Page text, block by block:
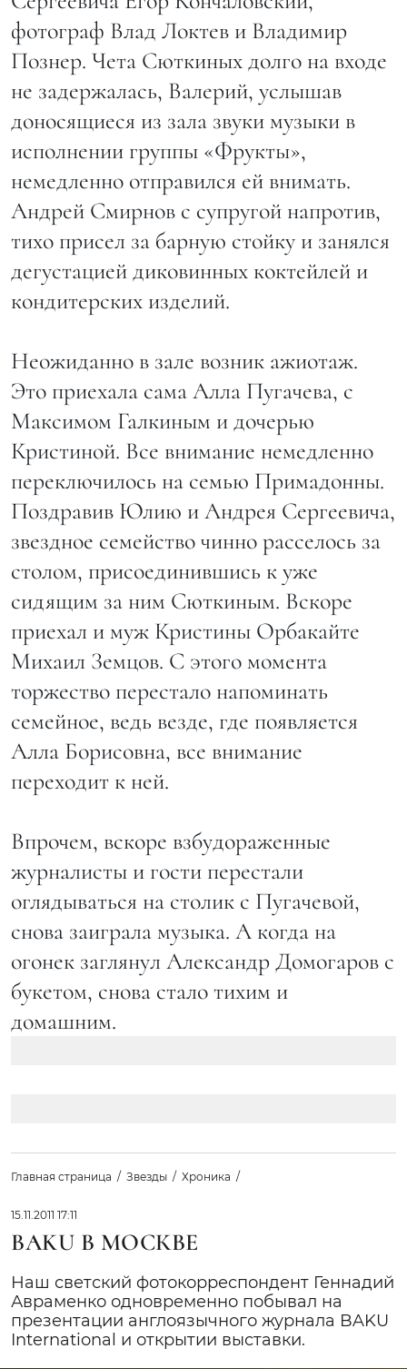
фотограф Влад Локтев и Владимир
Познер. Чета Сюткиных долго на входе
не задержалась, Валерий, услышав
доносящиеся из зала звуки музыки в
исполнении группы «Фрукты»,
немедленно отправился ей внимать.
Андрей Смирнов с супругой напротив,
тихо присел за барную стойку и занялся
дегустацией диковинных коктейлей и
кондитерских изделий.
Неожиданно в зале возник ажиотаж.
Это приехала сама Алла Пугачева, с
Максимом Галкиным и дочерью
Кристиной. Все внимание немедленно
переключилось на семью Примадонны.
Поздравив Юлию и Андрея Сергеевича,
звездное семейство чинно расселось за
столом, присоединившись к уже
сидящим за ним Сюткиным. Вскоре
приехал и муж Кристины Орбакайте
Михаил Земцов. С этого момента
торжество перестало напоминать
семейное, ведь везде, где появляется
Алла Борисовна, все внимание
переходит к ней.
Впрочем, вскоре взбудораженные
журналисты и гости перестали
оглядываться на столик с Пугачевой,
снова заиграла музыка. А когда на
огонек заглянул Александр Домогаров с
букетом, снова стало тихим и
домашним.
Главная страница Звезды Хроника
15.11.2011 17:11
BAKU В МОСКВЕ
Наш светский фотокорреспондент Геннадий
Авраменко одновременно побывал на
презентации англоязычного журнала BAKU
International и открытии выставки.